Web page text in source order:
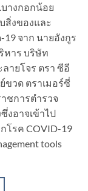
บางกอกน้อย
สิ่งของและ
จาก นายอังกูร
หาร บริษัท
ายโจร ตรา ซีอี
ขวด ตราเมอร์ซี่
ชการตำรวจ
งอาจเข้าไป
โรค COVID-19
tools